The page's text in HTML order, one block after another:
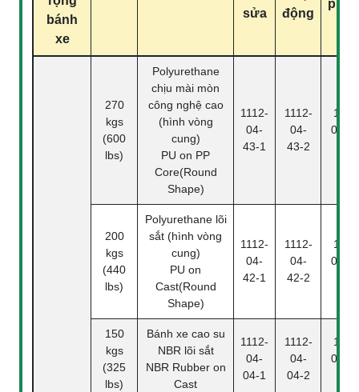
bánh
xe
sửa
động
270
kgs
(600
lbs)
Polyurethane
chịu mài mòn
công nghệ cao
(hình vòng
cung)
PU on PP
Core(Round
Shape)
1112-
04-
43-1
1112-
04-
43-2
04-
200
kgs
(440
lbs)
Polyurethane lõi
sắt (hình vòng
cung)
PU on
Cast(Round
Shape)
1112-
04-
42-1
1112-
04-
42-2
04-
150
kgs
(325
lbs)
Bánh xe cao su
NBR lõi sắt
NBR Rubber on
Cast
1112-
04-
04-1
1112-
04-
04-2
04-